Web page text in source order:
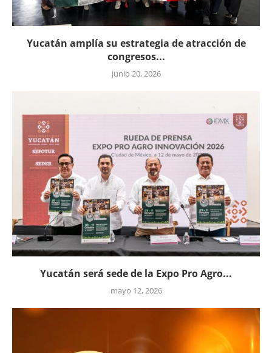
Yucatán amplía su estrategia de atracción de
congresos...
junio 20, 2026
Yucatán será sede de la Expo Pro Agro...
mayo 12, 2026